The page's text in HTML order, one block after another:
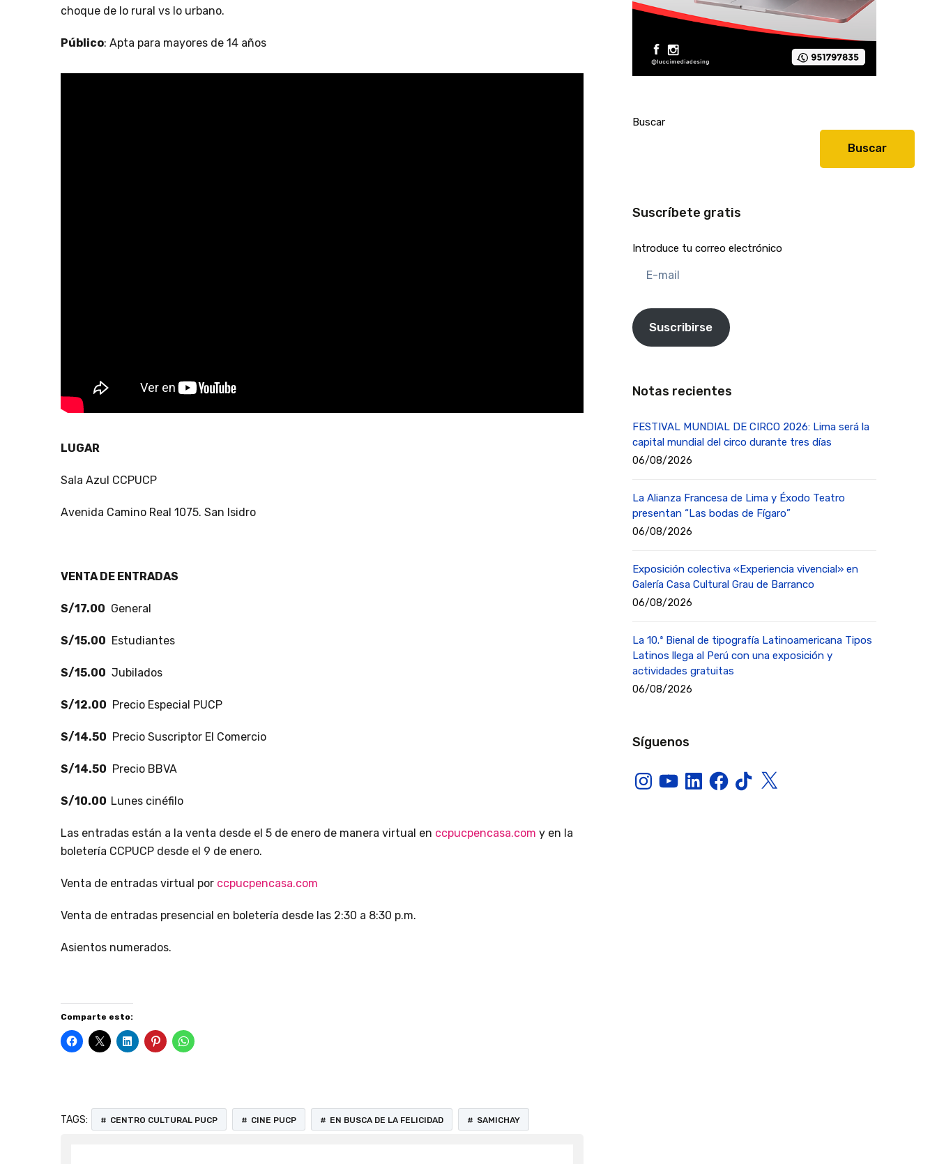
choque de lo rural vs lo urbano.
Público: Apta para mayores de 14 años
LUGAR
Sala Azul CCPUCP
Avenida Camino Real 1075. San Isidro
VENTA DE ENTRADAS
S/17.00 General
S/15.00 Estudiantes
S/15.00 Jubilados
S/12.00 Precio Especial PUCP
S/14.50 Precio Suscriptor El Comercio
S/14.50 Precio BBVA
S/10.00 Lunes cinéfilo
Las entradas están a la venta desde el 5 de enero de manera virtual en ccpucpencasa.com y en la
boletería CCPUCP desde el 9 de enero.
Venta de entradas virtual por ccpucpencasa.com
Venta de entradas presencial en boletería desde las 2:30 a 8:30 p.m.
Asientos numerados.
Comparte esto:
TAGS: CENTRO CULTURAL PUCP CINE PUCP EN BUSCA DE LA FELICIDAD SAMICHAY
Buscar
Buscar
Suscríbete gratis
Introduce tu correo electrónico
mail
Suscribirse
Notas recientes
FESTIVAL MUNDIAL DE CIRCO 2026: Lima será la
capital mundial del circo durante tres días
06/08/2026
La Alianza Francesa de Lima y Éxodo Teatro
presentan “Las bodas de Fígaro”
06/08/2026
Exposición colectiva «Experiencia vivencial» en
Galería Casa Cultural Grau de Barranco
06/08/2026
La 10.ª Bienal de tipografía Latinoamericana Tipos
Latinos llega al Perú con una exposición y
actividades gratuitas
06/08/2026
Síguenos
InstagramYouTubeLinkedInFacebook
TikTokX